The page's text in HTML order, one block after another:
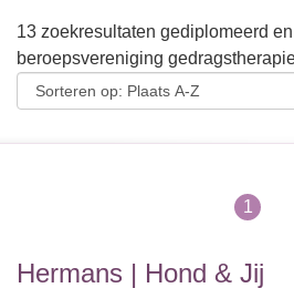
13 zoekresultaten gediplomeerd
beroepsvereniging
1
Hermans | Hond & Jij